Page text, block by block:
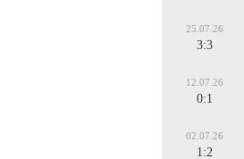
25.07.26
3:3
12.07.26
0:1
02.07.26
1:2